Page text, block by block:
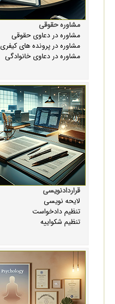
مشاوره حقوقی
مشاوره در دعاوی حقوقی
مشاوره در پرونده های کیفری
مشاوره در دعاوی خانوادگی
قراردادنویسی
لایحه نویسی
تنظیم دادخواست
تنظیم شکواییه